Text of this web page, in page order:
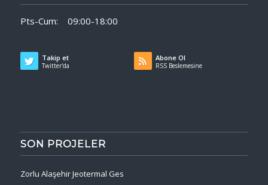
Pts-Cum: 09:00-18:00
Takip et
Twitter'da
Abone Ol
RSS Beslemesine
SON PROJELER
Zorlu Alaşehir Jeotermal Ges